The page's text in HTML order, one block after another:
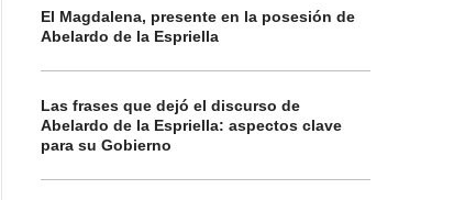
El Magdalena, presente en la posesión de
Abelardo de la Espriella
Las frases que dejó el discurso de
Abelardo de la Espriella: aspectos clave
para su Gobierno